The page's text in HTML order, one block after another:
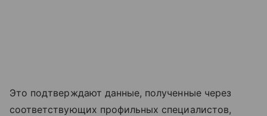
Это подтверждают данные, полученные через
соответствующих профильных специалистов,